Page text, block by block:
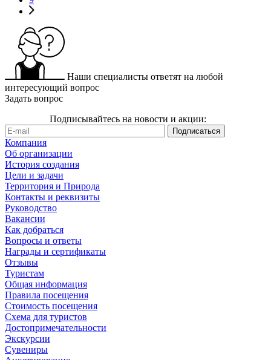
Наши специалисты ответят на любой
интересующий вопрос
Задать вопрос
Подписывайтесь на новости и акции:
Компания
Об организации
История создания
Цели и задачи
Территория и Природа
Контакты и реквизиты
Руководство
Вакансии
Как добраться
Вопросы и ответы
Награды и сертификаты
Отзывы
Туристам
Общая информация
Правила посещения
Стоимость посещения
Схема для туристов
Достопримечательности
Экскурсии
Сувениры